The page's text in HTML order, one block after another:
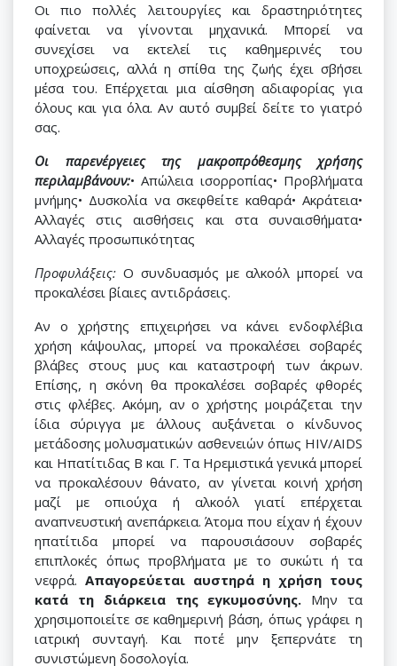
Οι πιο πολλές λειτουργίες και δραστηριότητες
φαίνεται να γίνονται μηχανικά. Μπορεί να
συνεχίσει να εκτελεί τις καθημερινές του
υποχρεώσεις, αλλά η σπίθα της ζωής έχει σβήσει
μέσα του. Επέρχεται μια αίσθηση αδιαφορίας για
όλους και για όλα. Αν αυτό συμβεί δείτε το γιατρό
σας.
Οι παρενέργειες της μακροπρόθεσμης χρήσης
περιλαμβάνουν:• Απώλεια ισορροπίας• Προβλήματα
μνήμης• Δυσκολία να σκεφθείτε καθαρά• Ακράτεια•
Αλλαγές στις αισθήσεις και στα συναισθήματα•
Αλλαγές προσωπικότητας
Προφυλάξεις: Ο συνδυασμός με αλκοόλ μπορεί να
προκαλέσει βίαιες αντιδράσεις.
Αν ο χρήστης επιχειρήσει να κάνει ενδοφλέβια
χρήση κάψουλας, μπορεί να προκαλέσει σοβαρές
βλάβες στους μυς και καταστροφή των άκρων.
Επίσης, η σκόνη θα προκαλέσει σοβαρές φθορές
στις φλέβες. Ακόμη, αν ο χρήστης μοιράζεται την
ίδια σύριγγα με άλλους αυξάνεται ο κίνδυνος
μετάδοσης μολυσματικών ασθενειών όπως HIV/AIDS
και Ηπατίτιδας Β και Γ. Τα Ηρεμιστικά γενικά μπορεί
να προκαλέσουν θάνατο, αν γίνεται κοινή χρήση
μαζί με οπιούχα ή αλκοόλ γιατί επέρχεται
αναπνευστική ανεπάρκεια. Άτομα που είχαν ή έχουν
ηπατίτιδα μπορεί να παρουσιάσουν σοβαρές
επιπλοκές όπως προβλήματα με το συκώτι ή τα
νεφρά. Απαγορεύεται αυστηρά η χρήση τους
κατά τη διάρκεια της εγκυμοσύνης. Μην τα
χρησιμοποιείτε σε καθημερινή βάση, όπως γράφει η
ιατρική συνταγή. Και ποτέ μην ξεπερνάτε τη
συνιστώμενη δοσολογία.